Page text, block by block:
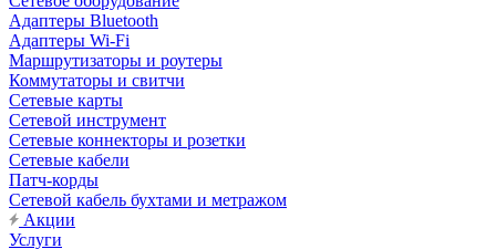
Адаптеры Bluetooth
Адаптеры Wi-Fi
Маршрутизаторы и роутеры
Коммутаторы и свитчи
Сетевые карты
Сетевой инструмент
Сетевые коннекторы и розетки
Сетевые кабели
Патч-корды
Сетевой кабель бухтами и метражом
Акции
Услуги